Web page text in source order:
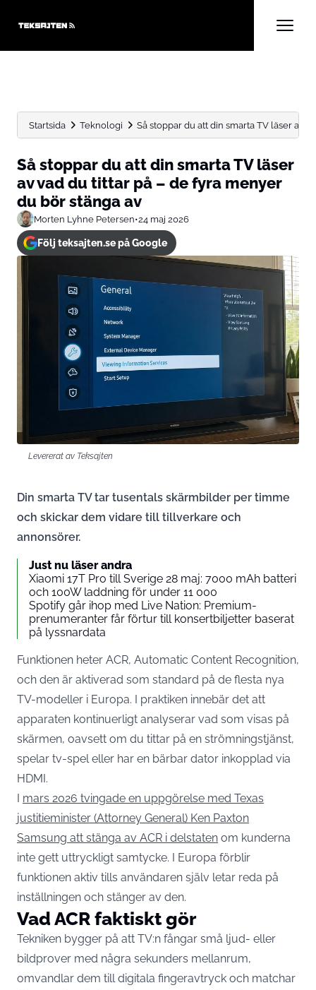
Startsida Teknologi Så stoppar du att din smarta TV läser av
Så stoppar du att din smarta TV läser
av vad du tittar på – de fyra menyer
du bör stänga av
Morten Lyhne Petersen•24 maj 2026
Följ teksajten.se på Google
Levererat av Teksajten
Din smarta TV tar tusentals skärmbilder per timme
och skickar dem vidare till tillverkare och
annonsörer.
Just nu läser andra
Xiaomi 17T Pro till Sverige 28 maj: 7000 mAh batteri
och 100W laddning för under 11 000
Spotify går ihop med Live Nation: Premium-
prenumeranter får förtur till konsertbiljetter baserat
på lyssnardata
Funktionen heter ACR, Automatic Content Recognition,
och den är aktiverad som standard på de flesta nya
TV-modeller i Europa. I praktiken innebär det att
apparaten kontinuerligt analyserar vad som visas på
skärmen, oavsett om du tittar på en strömningstjänst,
spelar tv-spel eller har en bärbar dator inkopplad via
HDMI.
I mars 2026 tvingade en uppgörelse med Texas
justitieminister (Attorney General) Ken Paxton
Samsung att stänga av ACR i delstaten om kunderna
inte gett uttryckligt samtycke. I Europa förblir
funktionen aktiv tills användaren själv letar reda på
inställningen och stänger av den.
Vad ACR faktiskt gör
Tekniken bygger på att TV:n fångar små ljud- eller
bildprover med några sekunders mellanrum,
omvandlar dem till digitala fingeravtryck och matchar